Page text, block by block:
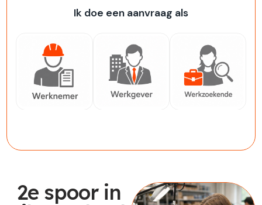
Ik doe een aanvraag als
2e spoor in